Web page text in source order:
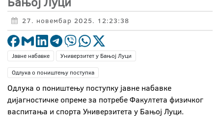
27. новембар 2025. 12:23:38
Јавне набавке
Универзитет у Бањој Луци
Одлука о поништењу поступка
Одлука о поништењу поступку јавне набавке
дијагностичке опреме за потребе Факултета физичког
васпитања и спорта Универзитета у Бањој Луци.